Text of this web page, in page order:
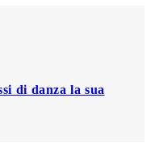
di danza la sua